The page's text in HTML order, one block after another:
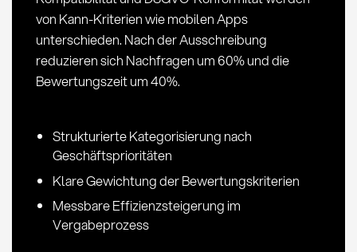
von Kann-Kriterien wie mobilen Apps
unterschieden. Nach der Ausschreibung
reduzieren sich Nachfragen um 60% und die
Bewertungszeit um 40%.
Strukturierte Kategorisierung nach
Geschäftsprioritäten
Klare Gewichtung der Bewertungskriterien
Messbare Effizienzsteigerung im
Vergabeprozess